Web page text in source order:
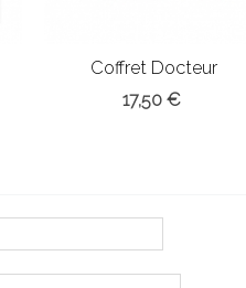
Coffret Docteur
17,50 €